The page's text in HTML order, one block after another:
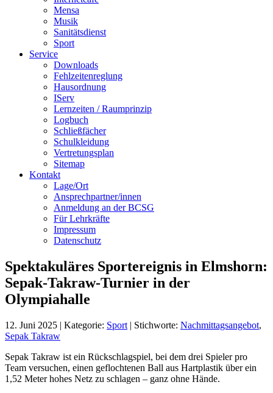
Mensa
Musik
Sanitätsdienst
Sport
Service
Downloads
Fehlzeitenreglung
Hausordnung
IServ
Lernzeiten / Raumprinzip
Logbuch
Schließfächer
Schulkleidung
Vertretungsplan
Sitemap
Kontakt
Lage/Ort
Ansprechpartner/innen
Anmeldung an der BCSG
Für Lehrkräfte
Impressum
Datenschutz
Spektakuläres Sportereignis in Elmshorn:
Sepak-Takraw-Turnier in der
Olympiahalle
12. Juni 2025 | Kategorie: Sport | Stichworte: Nachmittagsangebot,
Sepak Takraw
Sepak Takraw ist ein Rückschlagspiel, bei dem drei Spieler pro
Team versuchen, einen geflochtenen Ball aus Hartplastik über ein
1,52 Meter hohes Netz zu schlagen – ganz ohne Hände.